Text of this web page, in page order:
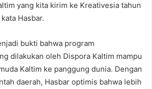
yang kita kirim ke Kreativesia tahun
Hasbar.
bukti bahwa program
dilakukan oleh Dispora Kaltim mampu
Kaltim ke panggung dunia. Dengan
daerah, Hasbar optimis bahwa lebih